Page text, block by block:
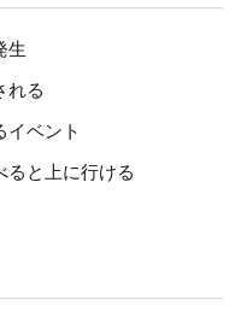
生
れる
イベント
ると上に行ける